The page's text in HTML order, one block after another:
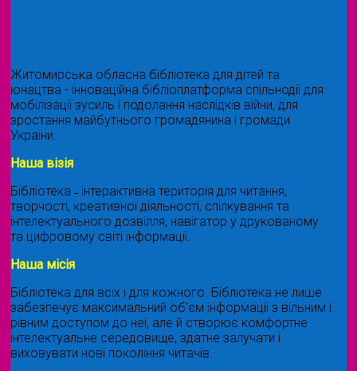
Житомирська обласна бібліотека для дітей та
юнацтва - інноваційна бібліоплатформа спільнодії для
мобілізації зусиль і подолання наслідків війни, для
зростання майбутнього громадянина і громади
України.
Наша візія
Бібліотека ˗ інтерактивна територія для читання,
творчості, креативної діяльності, спілкування та
інтелектуального дозвілля, навігатор у друкованому
та цифровому світі інформації.
Наша місія
Бібліотека для всіх і для кожного. Бібліотека не лише
забезпечує максимальний об'єм інформації з вільним і
рівним доступом до неї, але й створює комфортне
інтелектуальне середовище, здатне залучати і
виховувати нові покоління читачів.